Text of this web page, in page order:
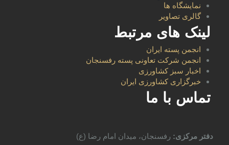
نمایشگاه ها
گالری تصاویر
لینک های مرتبط
انجمن پسته ایران
انجمن شرکت تعاونی پسته رفسنجان
اخبار سبز کشاورزی
خبرگزاری کشاورزی ایران
تماس با ما
دفتر مرکزی: رفسنجان، میدان امام رضا (ع)